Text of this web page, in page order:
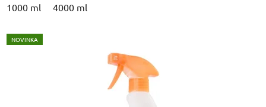
1000 ml 4000 ml
NOVINKA